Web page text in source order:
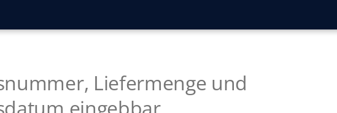
Liefermenge und